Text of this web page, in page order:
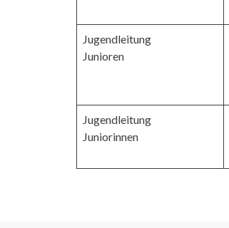
Jugendleitung
Junioren
Jugendleitung
Juniorinnen